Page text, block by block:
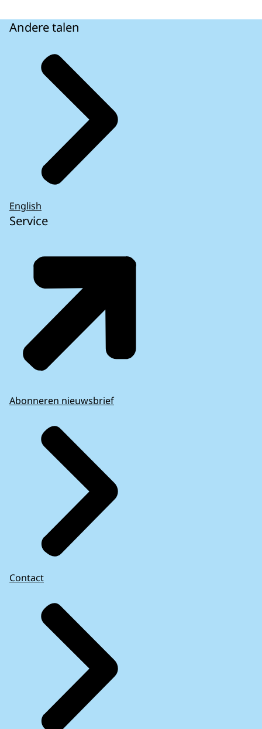
Andere talen
English
Service
Abonneren nieuwsbrief
Contact